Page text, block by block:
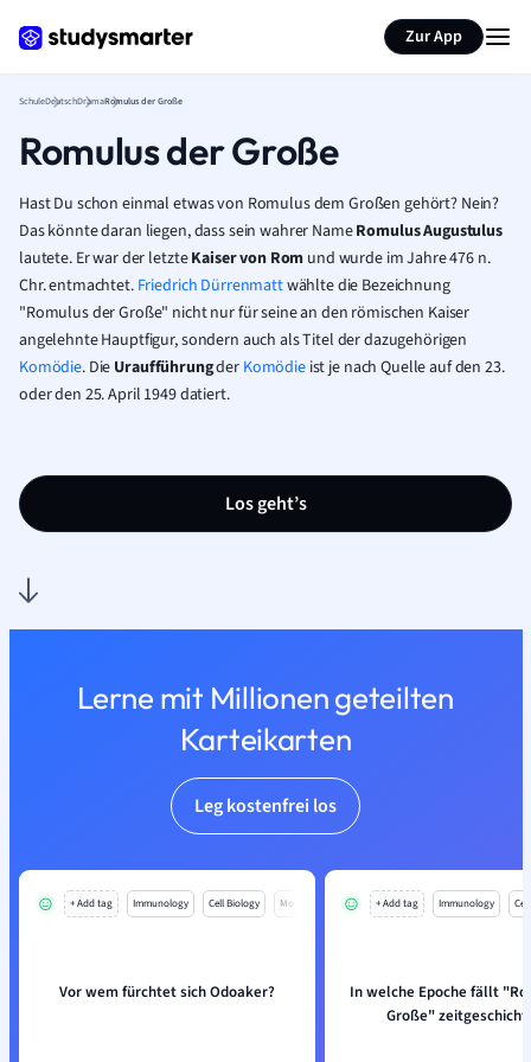
Zur App
SchuleDeutschDramaRomulus der Große
Romulus der Große
Hast Du schon einmal etwas von Romulus dem Großen gehört? Nein?
Das könnte daran liegen, dass sein wahrer NameRomulus Augustulus
lautete. Er war der letzteKaiser von Rom und wurde im Jahre 476 n.
Chr. entmachtet. Friedrich Dürrenmattwählte die Bezeichnung
"Romulus der Große" nicht nur für seine an den römischen Kaiser
angelehnte Hauptfigur, sondern auch als Titel der dazugehörigen
Komödie. Die Uraufführungder Komödie ist je nach Quelle auf den 23.
oder den 25. April 1949 datiert.
Los geht’s
Lerne mit Millionen geteilten
Karteikarten
Leg kostenfrei los
+ Add tag Immunology Cell Biology Mo
Vor wem fürchtet sich Odoaker?
+ Add tag Immunology
In welche Epoche fällt
Große"
Seite zusammenfassen